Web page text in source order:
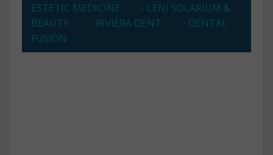
ESTETIC MEDICINE
- LENI SOLARIUM &
BEAUTY
- RIVIERA DENT
- DENTAL
FUSION